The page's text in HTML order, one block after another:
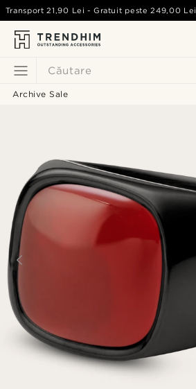
Căutare
Transport 21,90 Lei - Gratuit peste249,00 Lei
Archive Sale